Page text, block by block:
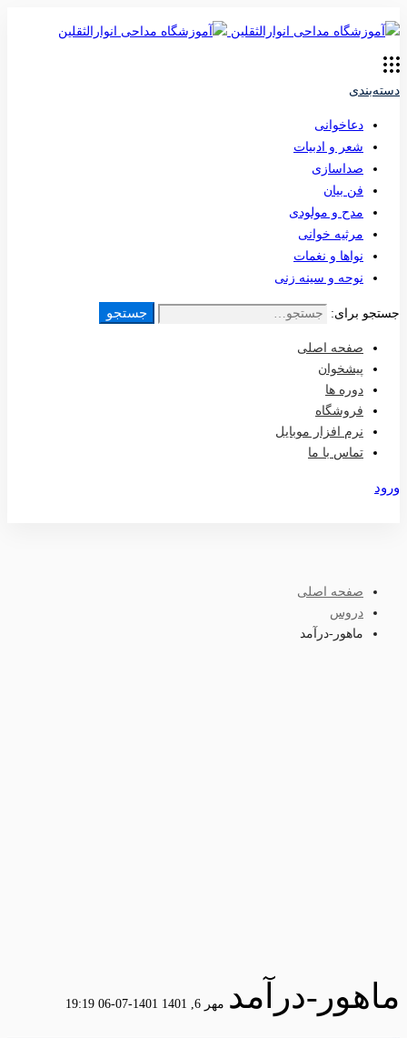
دسته‌بندی
دعاخوانی
شعر و ادبیات
صداسازی
فن بیان
مدح و مولودی
مرثیه خوانی
نواها و نغمات
نوحه و سینه زنی
جستجو برای: جستجو
صفحه اصلی
پیشخوان
دوره ها
فروشگاه
نرم افزار موبایل
تماس با ما
ورود
صفحه اصلی
دروس
ماهور-درآمد
ماهور-درآمد مهر 6, 1401 1401-07-06 19:19